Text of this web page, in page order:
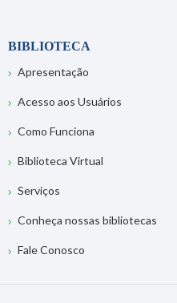
BIBLIOTECA
Apresentação
Acesso aos Usuários
Como Funciona
Biblioteca Virtual
Serviços
Conheça nossas bibliotecas
Fale Conosco